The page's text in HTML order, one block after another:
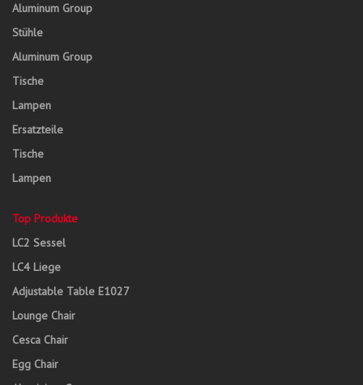
Aluminum Group
Stühle
Aluminum Group
Tische
Lampen
Ersatzteile
Tische
Lampen
Top Produkte
LC2 Sessel
LC4 Liege
Adjustable Table E1027
Lounge Chair
Cesca Chair
Egg Chair